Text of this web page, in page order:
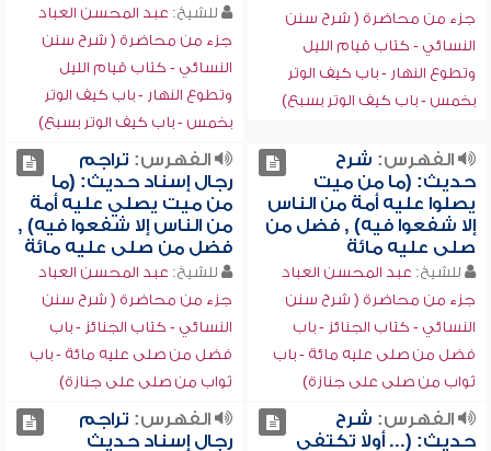
جزء من محاضرة ( شرح سنن
النسائي - كتاب قيام الليل
وتطوع النهار - باب كيف الوتر
بخمس - باب كيف الوتر بسبع)
للشيخ: عبد المحسن العباد
جزء من محاضرة ( شرح سنن
النسائي - كتاب قيام الليل
وتطوع النهار - باب كيف الوتر
بخمس - باب كيف الوتر بسبع)
الفهرس: شرح
حديث: (ما من ميت
يصلوا عليه أمة من الناس
إلا شفعوا فيه) , فضل من
صلى عليه مائة
للشيخ: عبد المحسن العباد
جزء من محاضرة ( شرح سنن
النسائي - كتاب الجنائز - باب
فضل من صلى عليه مائة - باب
ثواب من صلى على جنازة)
الفهرس: تراجم
رجال إسناد حديث: (ما
من ميت يصلي عليه أمة
من الناس إلا شفعوا فيه) ,
فضل من صلى عليه مائة
للشيخ: عبد المحسن العباد
جزء من محاضرة ( شرح سنن
النسائي - كتاب الجنائز - باب
فضل من صلى عليه مائة - باب
ثواب من صلى على جنازة)
الفهرس: شرح
حديث: (... أولا تكتفي
الفهرس: تراجم
رجال إسناد حديث